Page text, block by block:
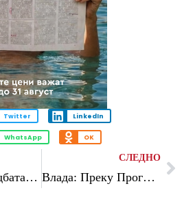
Twitter LinkedIn
WhatsApp OK
Започна изградбата на нов урбан парк во населба Карпош – втор дел
СЛЕДНО
Влада: Преку Програмата за намалување на диспаритетите и зголемување на конкурентноста за 2026 година ќе се финансираат 32 проекти